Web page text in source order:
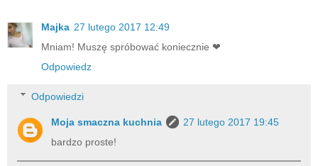
Majka 27 lutego 2017 12:49
Mniam! Muszę spróbować koniecznie ❤
Odpowiedz
Odpowiedzi
Moja smaczna kuchnia
27 lutego 2017 19:45
bardzo proste!